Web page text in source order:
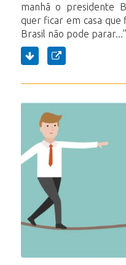
manhã o presidente
quer ficar em casa que
Brasil não pode